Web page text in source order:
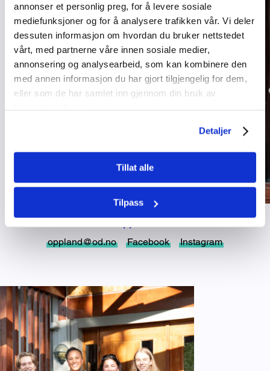
annonser et personlig preg, for å levere sosiale
mediefunksjoner og for å analysere trafikken vår. Vi deler
dessuten informasjon om hvordan du bruker nettstedet
vårt, med partnerne våre innen sosiale medier,
annonsering og analysearbeid, som kan kombinere den
med annen informasjon du har gjort tilgjengelig for dem,
eller som de har samlet inn gjennom din bruk av
Detaljer
Tillat alle
Tilpass
oppland@od.no
Facebook Instagram